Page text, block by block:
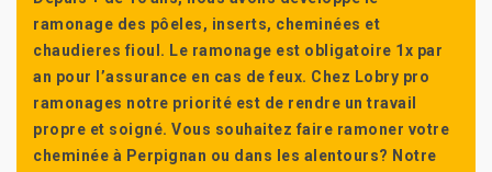
ramonage des pôeles, inserts, cheminées et
chaudieres fioul. Le ramonage est obligatoire 1x par
an pour l’assurance en cas de feux. Chez Lobry pro
ramonages notre priorité est de rendre un travail
propre et soigné. Vous souhaitez faire ramoner votre
cheminée à Perpignan ou dans les alentours? Notre